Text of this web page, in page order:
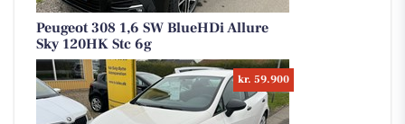
Peugeot 308 1,6 SW BlueHDi Allure
Sky 120HK Stc 6g
kr. 59.900